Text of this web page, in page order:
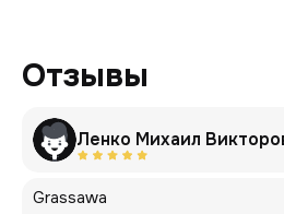
Отзывы
Ленко Михаил
Grassawa